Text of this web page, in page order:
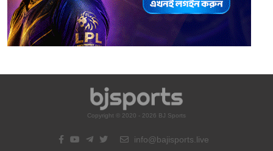
Copyright © 2020 - 2026 BJ Sports
info@bajisports.live